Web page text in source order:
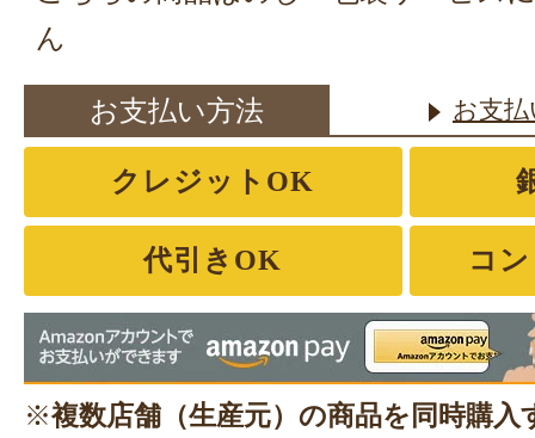
ん
お支払い方法 お支
クレジットOK
代引きOK コ
※複数店舗（生産元）の商品を同時購入